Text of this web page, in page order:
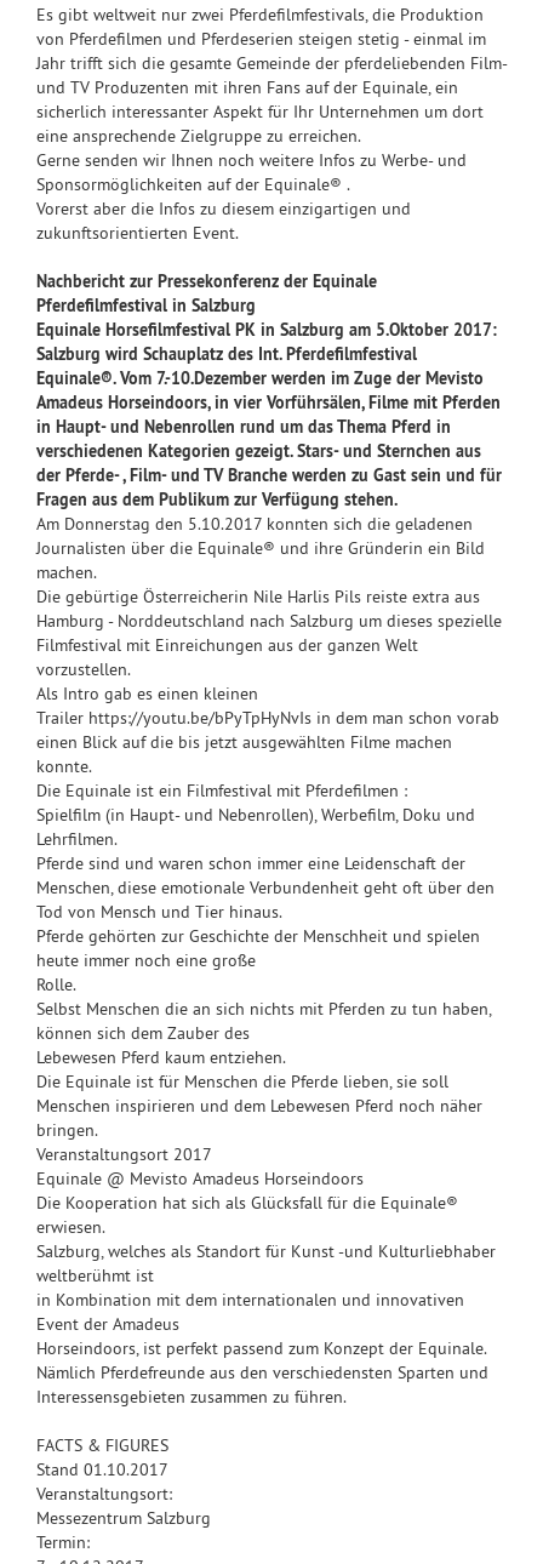
Es gibt weltweit nur zwei Pferdefilmfestivals, die Produktion
von Pferdefilmen und Pferdeserien steigen stetig - einmal im
Jahr trifft sich die gesamte Gemeinde der pferdeliebenden Film-
und TV Produzenten mit ihren Fans auf der Equinale, ein
sicherlich interessanter Aspekt für Ihr Unternehmen um dort
eine ansprechende Zielgruppe zu erreichen.
Gerne senden wir Ihnen noch weitere Infos zu Werbe- und
Sponsormöglichkeiten auf der Equinale® .
Vorerst aber die Infos zu diesem einzigartigen und
zukunftsorientierten Event.
Nachbericht zur Pressekonferenz der Equinale
Pferdefilmfestival in Salzburg
Equinale Horsefilmfestival PK in Salzburg am 5.Oktober 2017:
Salzburg wird Schauplatz des Int. Pferdefilmfestival
Equinale®.Vom 7.-10.Dezember werden im Zuge der Mevisto
Amadeus Horseindoors, in vier Vorführsälen, Filme mit Pferden
in Haupt- und Nebenrollen rund um das Thema Pferd in
verschiedenen Kategorien gezeigt. Stars- und Sternchen aus
der Pferde- , Film- und TV Branche werden zu Gast sein und für
Fragen aus dem Publikum zur Verfügung stehen.
Am Donnerstag den 5.10.2017 konnten sich die geladenen
Journalisten über die Equinale® und ihre Gründerin ein Bild
machen.
Die gebürtige Österreicherin Nile Harlis Pils reiste extra aus
Hamburg - Norddeutschland nach Salzburg um dieses spezielle
Filmfestival mit Einreichungen aus der ganzen Welt
vorzustellen.
Als Intro gab es einen kleinen
Trailer https://youtu.be/bPyTpHyNvIs in dem man schon vorab
einen Blick auf die bis jetzt ausgewählten Filme machen
konnte.
Die Equinale ist ein Filmfestival mit Pferdefilmen :
Spielfilm (in Haupt- und Nebenrollen), Werbefilm, Doku und
Lehrfilmen.
Pferde sind und waren schon immer eine Leidenschaft der
Menschen, diese emotionale Verbundenheit geht oft über den
Tod von Mensch und Tier hinaus.
Pferde gehörten zur Geschichte der Menschheit und spielen
heute immer noch eine große
Rolle.
Selbst Menschen die an sich nichts mit Pferden zu tun haben,
können sich dem Zauber des
Lebewesen Pferd kaum entziehen.
Die Equinale ist für Menschen die Pferde lieben, sie soll
Menschen inspirieren und dem Lebewesen Pferd noch näher
bringen.
Veranstaltungsort 2017
Equinale @ Mevisto Amadeus Horseindoors
Die Kooperation hat sich als Glücksfall für die Equinale®
erwiesen.
Salzburg, welches als Standort für Kunst -und Kulturliebhaber
weltberühmt ist
in Kombination mit dem internationalen und innovativen
Event der Amadeus
Horseindoors, ist perfekt passend zum Konzept der Equinale.
Nämlich Pferdefreunde aus den verschiedensten Sparten und
Interessensgebieten zusammen zu führen.
FACTS & FIGURES
Stand 01.10.2017
Veranstaltungsort:
Messezentrum Salzburg
Termin: